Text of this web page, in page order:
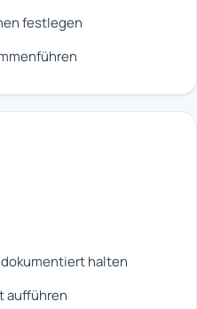
festlegen
halten
aufführen